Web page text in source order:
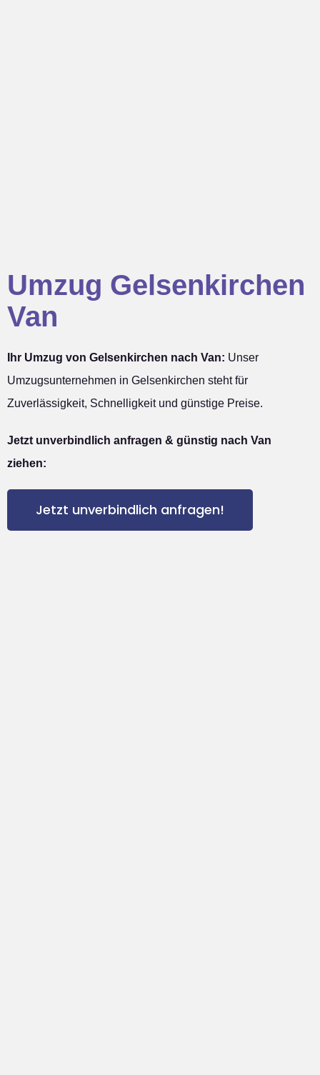
Umzug Gelsenkirchen
Van
Ihr Umzug von Gelsenkirchen nach Van: Unser
Umzugsunternehmen in Gelsenkirchen steht für
Zuverlässigkeit, Schnelligkeit und günstige Preise.
Jetzt unverbindlich anfragen & günstig nach Van
ziehen:
Jetzt unverbindlich anfragen!